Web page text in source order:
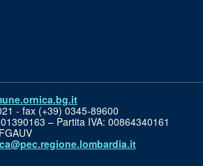
- fax (+39) 0345-89600
– Partita IVA: 00864340161